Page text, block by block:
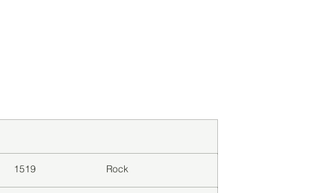
1519 Rock